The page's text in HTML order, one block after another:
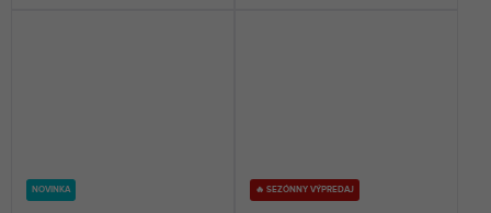
NOVINKA 🔥 SEZÓNNY VÝPREDAJ